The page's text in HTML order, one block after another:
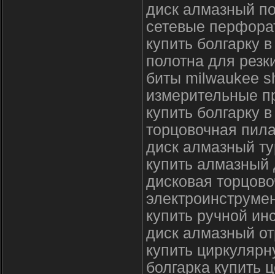
диск алмазный
сетевые
купить болгарку
полотна для
биты milwaukee
измерительные
купить болгарку
торцовочная
диск алмазный
купить алмазный
дисковая
купить ручной
диск алмазный
купить
болгарка купить